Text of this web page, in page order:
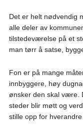
Det er helt nødvendig
alle deler av
tilstedeværelse på et
man tørr å satse,
Fon er på mange
innbyggere, høy
ønsker den skal være.
steder blir møtt og
stille opp for